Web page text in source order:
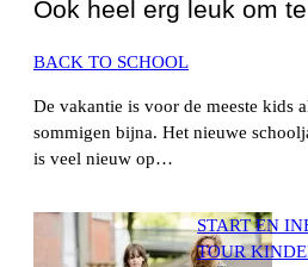
Ook heel erg leuk om
BACK TO SCHOOL
De vakantie is voor de meeste kids
sommigen bijna. Het nieuwe
is veel nieuw op…
START EN
TOUR